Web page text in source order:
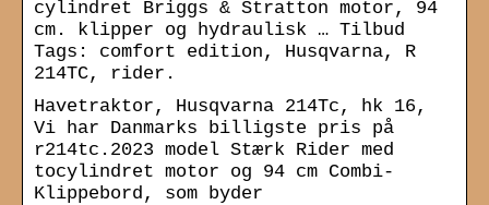
cylindret Briggs & Stratton motor, 94
cm. klipper og hydraulisk … Tilbud
Tags: comfort edition, Husqvarna, R
214TC, rider.
Havetraktor, Husqvarna 214Tc, hk 16,
Vi har Danmarks billigste pris på
r214tc.2023 model Stærk Rider med
tocylindret motor og 94 cm Combi-
Klippebord, som byder